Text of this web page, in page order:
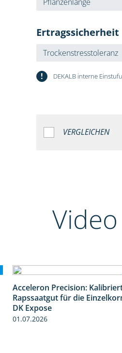
Ertragssicherheit
Trockenstresstoleranz
! DEKALB interne
VERGLEICHEN
Video
Acceleron Precision:
Rapssaatgut für die
DK Expose
01.07.2026